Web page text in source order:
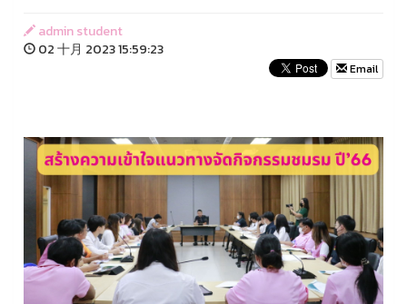
admin student
02 十月 2023 15:59:23
Email